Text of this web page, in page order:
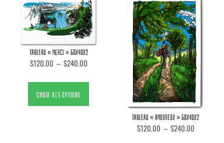
TABLEAU « MERCI » 60X40X2
$120.00 – $240.00
CHOIX DES OPTIONS
TABLEAU « AMOUREUX » 60X40X2
$120.00 – $240.00